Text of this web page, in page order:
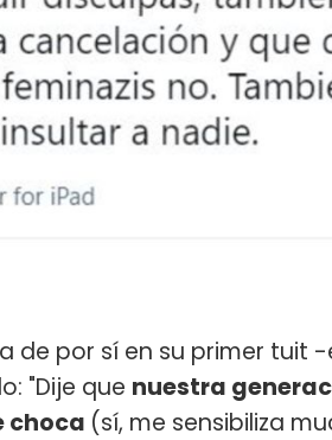
de por sí en su primer tuit
"Dije que nuestra
choca (sí, me sensibiliza